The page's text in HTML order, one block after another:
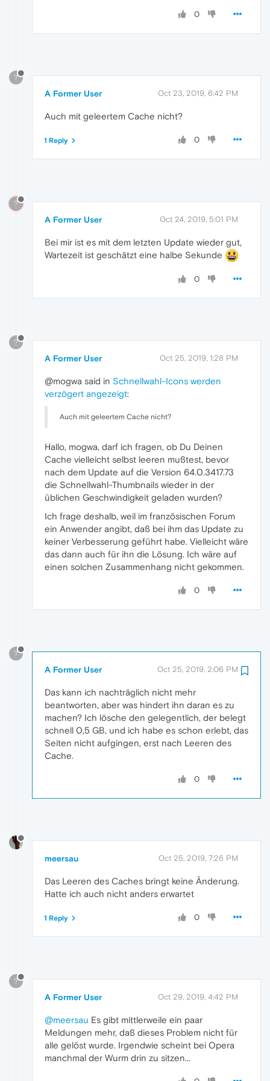
0
?
A Former User Oct 23, 2019, 6:42 PM
Auch mit geleertem Cache nicht?
0
1 Reply
?
A Former User Oct 24, 2019, 5:01 PM
Bei mir ist es mit dem letzten Update wieder gut,
Wartezeit ist geschätzt eine halbe Sekunde
0
?
A Former User Oct 25, 2019, 1:28 PM
@mogwa said in Schnellwahl-Icons werden
verzögert angezeigt:
Auch mit geleertem Cache nicht?
Hallo, mogwa, darf ich fragen, ob Du Deinen
Cache vielleicht selbst leeren mußtest, bevor
nach dem Update auf die Version 64.0.3417.73
die Schnellwahl-Thumbnails wieder in der
üblichen Geschwindigkeit geladen wurden?
Ich frage deshalb, weil im französischen Forum
ein Anwender angibt, daß bei ihm das Update zu
keiner Verbesserung geführt habe. Vielleicht wäre
das dann auch für ihn die Lösung. Ich wäre auf
einen solchen Zusammenhang nicht gekommen.
0
?
A Former User Oct 25, 2019, 2:06 PM
Das kann ich nachträglich nicht mehr
beantworten, aber was hindert ihn daran es zu
machen? Ich lösche den gelegentlich, der belegt
schnell 0,5 GB, und ich habe es schon erlebt, das
Seiten nicht aufgingen, erst nach Leeren des
Cache.
0
meersau Oct 25, 2019, 7:26 PM
Das Leeren des Caches bringt keine Änderung.
Hatte ich auch nicht anders erwartet
0
1 Reply
?
A Former User Oct 29, 2019, 4:42 PM
@meersau Es gibt mittlerweile ein paar
Meldungen mehr, daß dieses Problem nicht für
alle gelöst wurde. Irgendwie scheint bei Opera
manchmal der Wurm drin zu sitzen...